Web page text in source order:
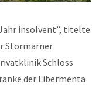
insolvent”, titelte
Stormarner
Schloss
der Libermenta